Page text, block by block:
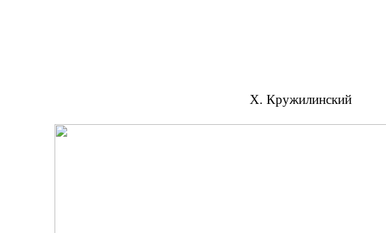
Х. Кружилинский